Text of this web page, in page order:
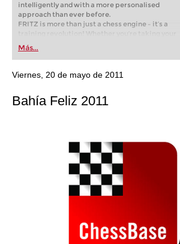
intelligently and with a more personalised
approach than ever before.
FRITZ is more than just a chess engine – it’s a
training revolution! Whether you’re taking your
first steps into the world of club chess, or already
playing at a tournament level: with FRITZ, you can
train more efficiently, intelligently and with a
more personalised approach than ever before.
Más...
Viernes, 20 de mayo de 2011
Bahía Feliz 2011